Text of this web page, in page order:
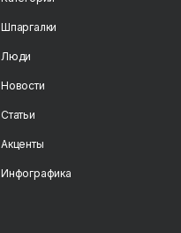
Шпаргалки
Люди
Новости
Статьи
Акценты
Инфографика